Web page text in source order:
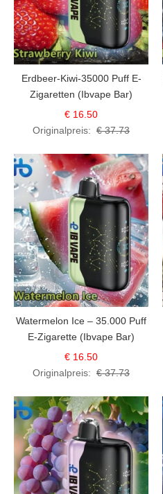
Erdbeer-Kiwi-35000 Puff E-
Zigaretten (Ibvape Bar)
€ 16.50
Originalpreis: € 37.73
Watermelon Ice – 35.000 Puff
E-Zigarette (Ibvape Bar)
€ 16.50
Originalpreis: € 37.73